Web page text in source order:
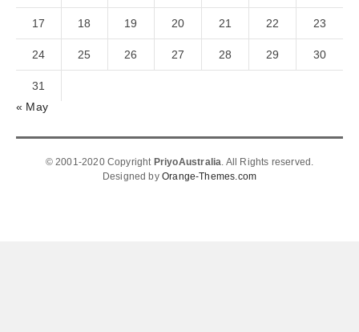
17 18 19 20 21 22 23
24 25 26 27 28 29 30
31
« May
© 2001-2020 Copyright PriyoAustralia. All Rights reserved.
Designed byOrange-Themes.com